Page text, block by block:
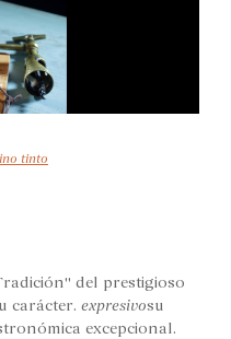
tinto
del prestigioso
carácter. expresivosu
excepcional.